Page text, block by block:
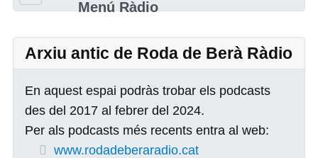
Menú Ràdio
Arxiu antic de Roda de Berà Ràdio
En aquest espai podràs trobar els podcasts
des del 2017 al febrer del 2024.
Per als podcasts més recents entra al web:
www.rodadeberaradio.cat